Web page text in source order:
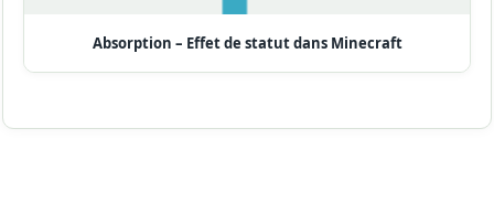
Absorption – Effet de statut dans Minecraft